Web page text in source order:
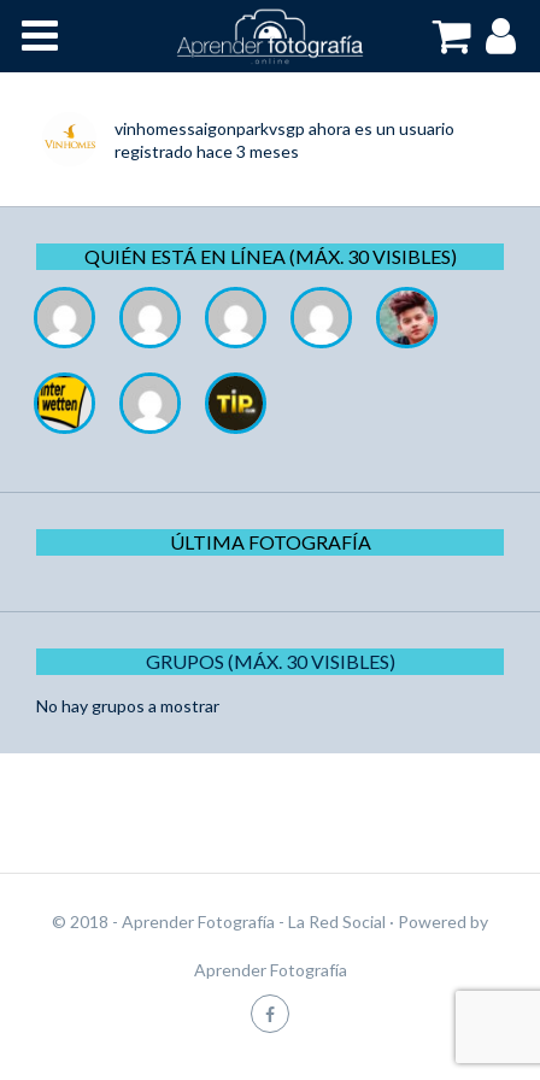
vinhomessaigonparkvsgp ahora es un usuario
registrado hace 3 meses
QUIÉN ESTÁ EN LÍNEA (MÁX. 30 VISIBLES)
ÚLTIMA FOTOGRAFÍA
GRUPOS (MÁX. 30 VISIBLES)
No hay grupos a mostrar
© 2018 - Aprender Fotografía - La Red Social · Powered by
Aprender Fotografía